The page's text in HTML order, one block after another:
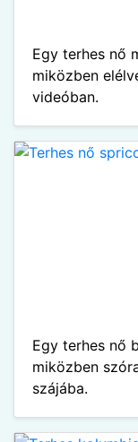
Egy terhes nő
miközben
videóban.
Egy terhes nő
miközben
szájába.